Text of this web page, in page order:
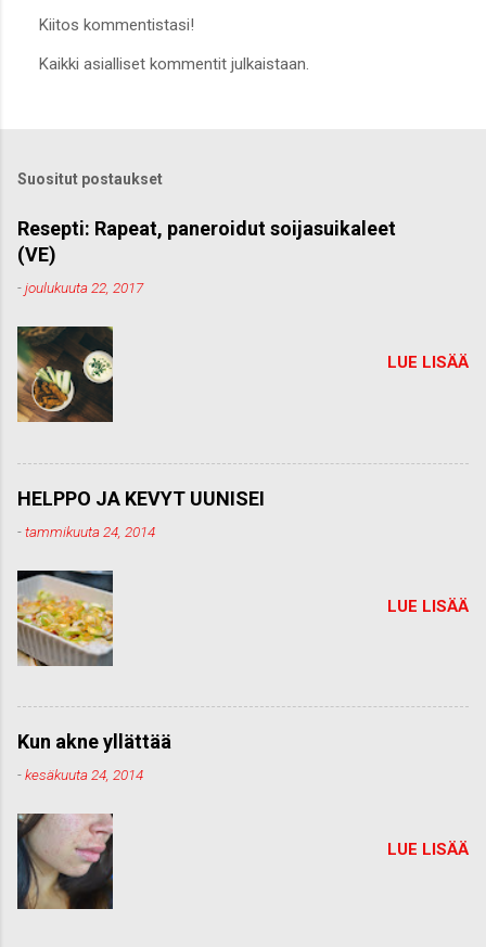
ä
o
m
n
t
Kiitos kommentistasi!
Kaikki asialliset kommentit julkaistaan.
Suositut postaukset
Resepti: Rapeat, paneroidut soijasuikaleet
(VE)
-joulukuuta 22, 2017
LUE LISÄÄ
HELPPO JA KEVYT UUNISEI
-tammikuuta 24, 2014
LUE LISÄÄ
Kun akne yllättää
-kesäkuuta 24, 2014
LUE LISÄÄ